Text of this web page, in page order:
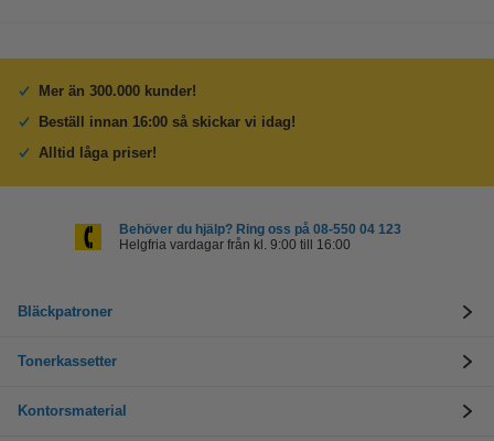
Mer än 300.000 kunder!
Beställ innan 16:00 så skickar vi idag!
Alltid låga priser!
Behöver du hjälp? Ring oss på 08-550 04 123
Helgfria vardagar från kl. 9:00 till 16:00
Bläckpatroner
Tonerkassetter
Kontorsmaterial